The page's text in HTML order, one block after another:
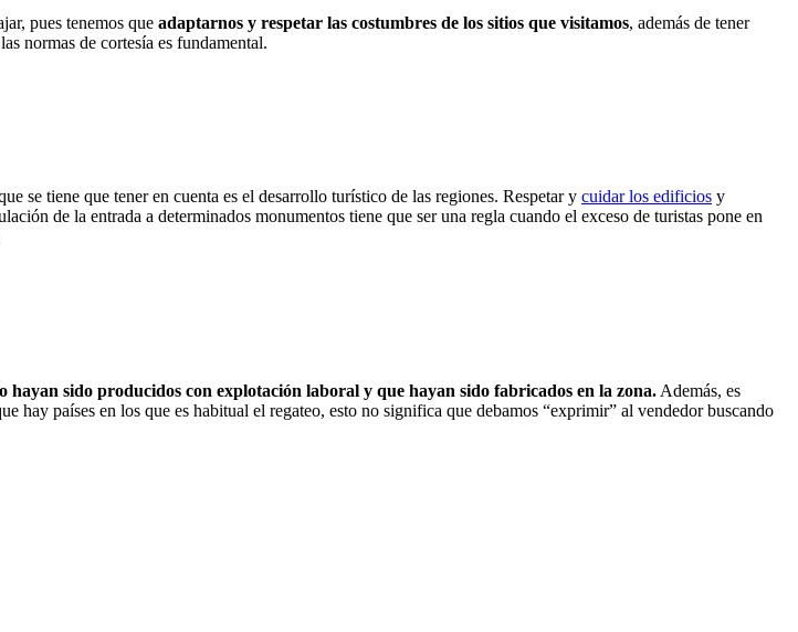
pues tenemos que adaptarnos y respetar las costumbres de los sitios que visitamos, además de tener
normas de cortesía es fundamental.
se tiene que tener en cuenta es el desarrollo turístico de las regiones. Respetar y cuidar los edificios y
de la entrada a determinados monumentos tiene que ser una regla cuando el exceso de turistas pone en
hayan sido producidos con explotación laboral y que hayan sido fabricados en la zona. Además, es
hay países en los que es habitual el regateo, esto no significa que debamos “exprimir” al vendedor buscando